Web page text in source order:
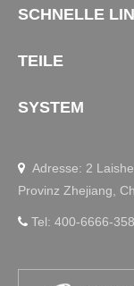
SCHNELLE
TEILE
SYSTEM
 Adresse: 2
Provinz Zhejiang,
 Tel: 400-6666-358